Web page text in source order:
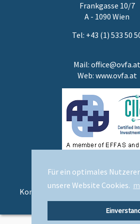
Für ein optimales
unsere Website Cookies.
Frankgasse 10/7
A - 1090 Wien
Tel: +43 (1) 533 50
Mail: office@ovfa.at
Web: www.ovfa.at
Kontakt